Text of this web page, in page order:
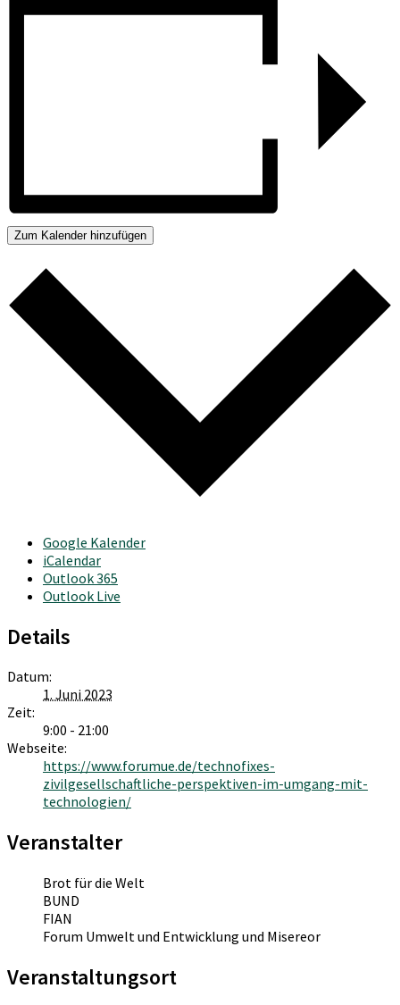
Zum Kalender hinzufügen
Google Kalender
iCalendar
Outlook 365
Outlook Live
Details
Datum:
1. Juni 2023
Zeit:
9:00 - 21:00
Webseite:
https://www.forumue.de/technofixes-
zivilgesellschaftliche-perspektiven-im-umgang-mit-
technologien/
Veranstalter
Brot für die Welt
BUND
FIAN
Forum Umwelt und Entwicklung und Misereor
Veranstaltungsort